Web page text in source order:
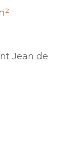
Jean de